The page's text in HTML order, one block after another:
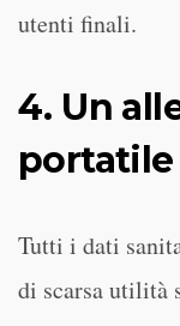
utenti finali.
4. Un
portatile
Tutti i dati
di scarsa utilità